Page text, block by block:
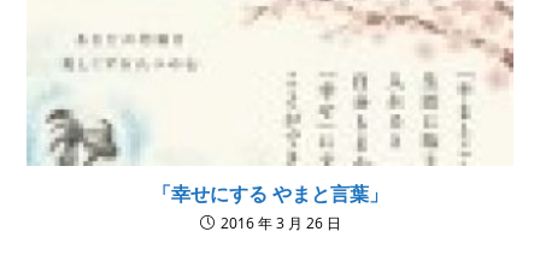
「幸せにする やまと言葉」
2016 年 3 月 26 日